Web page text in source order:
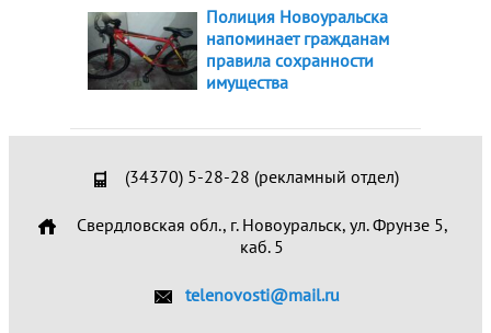
Полиция Новоуральска
напоминает гражданам
правила сохранности
имущества
(34370) 5-28-28 (рекламный отдел)
Свердловская обл., г. Новоуральск, ул. Фрунзе 5,
каб. 5
telenovosti@mail.ru